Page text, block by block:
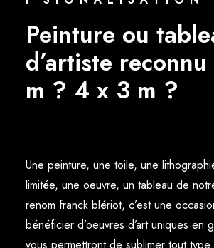
Peinture ou
d’artiste
m ? 4 x 3 m ?
Une peinture, une toile, une
limitée, une oeuvre, un tableau de
renom franck blériot, c’est une
bénéficier d’oeuvres d’art uniques en